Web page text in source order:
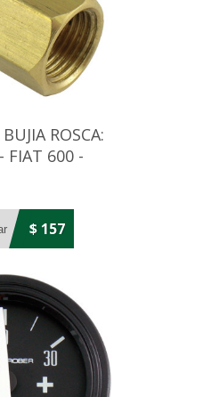
ROSCA:
FIAT 600 -
$ 157